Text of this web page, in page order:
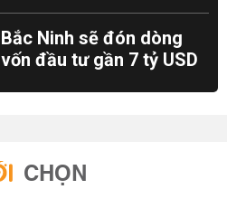
Bắc Ninh sẽ đón dòng
vốn đầu tư gần 7 tỷ USD
CHỌN